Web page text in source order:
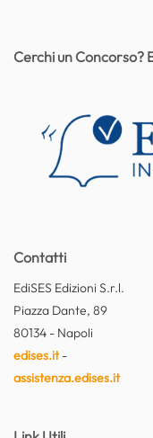
Contatti
EdiSES Edizioni S.r.l.
Piazza Dante, 89
80134 - Napoli
edises.it-
assistenza.edises.it
Cerchi un Concorso?